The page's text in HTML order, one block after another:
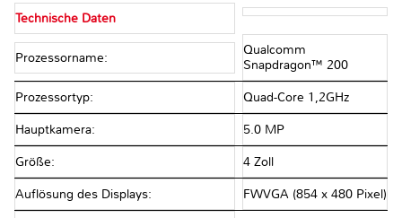
Technische Daten
Prozessorname:
Qualcomm
Snapdragon™ 200
Prozessortyp: Quad-Core 1,2GHz
Hauptkamera: 5.0 MP
Größe: 4 Zoll
Auflösung des Displays: FWVGA (854 x 480 Pixel)